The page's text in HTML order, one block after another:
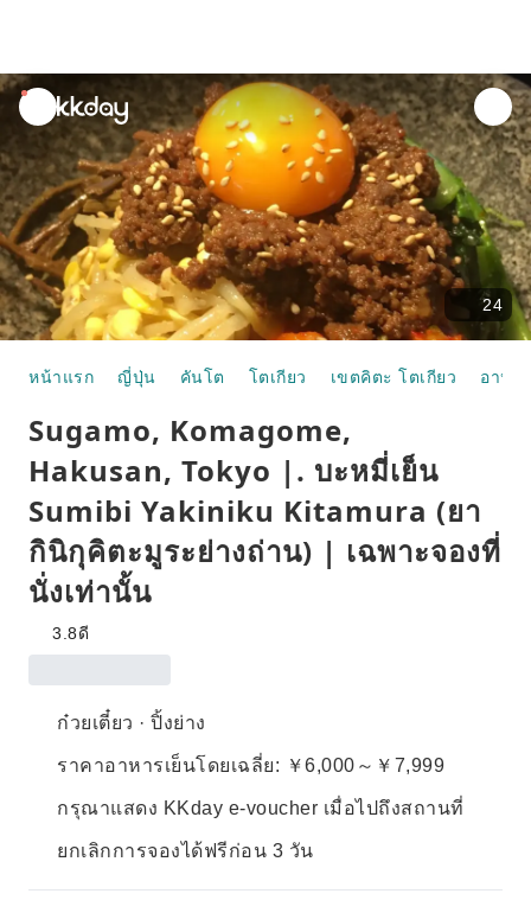
unread
notifications
24
หน้าแรก ญี่ปุ่น คันโต โตเกียว เขตคิตะ โตเกียว อาหา
Sugamo, Komagome,
Hakusan, Tokyo |. บะหมี่เย็น
Sumibi Yakiniku Kitamura (ยา
กินิกุคิตะมูระย่างถ่าน) | เฉพาะจองที่
นั่งเท่านั้น
3.8ดี
ก๋วยเตี๋ยว · ปิ้งย่าง
ราคาอาหารเย็นโดยเฉลี่ย: ￥6,000～￥7,999
กรุณาแสดง KKday e-voucher เมื่อไปถึงสถานที่
ยกเลิกการจองได้ฟรีก่อน 3 วัน